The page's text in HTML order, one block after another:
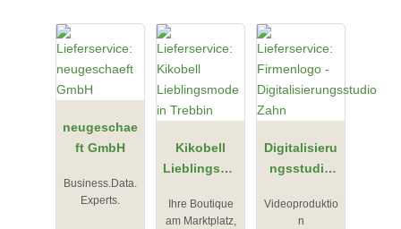
neugeschae
ft GmbH
Business.Data.
Experts.
Kikobell
Lieblingsmo
Trebbin
Ihre Boutique
am Marktplatz,
Digitalisieru
ngsstudio
Videoproduktio
n